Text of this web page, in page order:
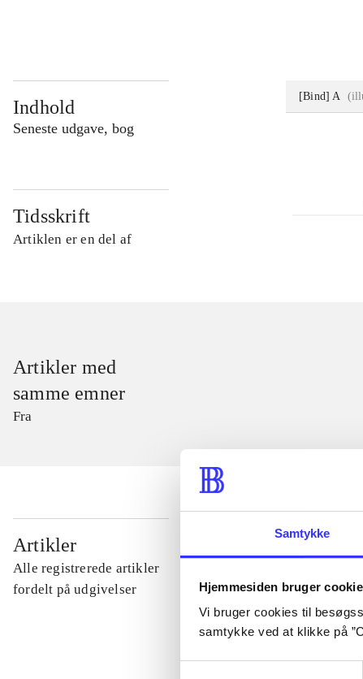
Samtykke
Hjemmesiden bruger
Vi bruger cookies til
samtykke ved at klikke på
Indhold
Seneste udgave, bog
[Bind] A (
Tidsskrift
Artiklen er en del af
Artikler med
samme emner
Fra
Artikler
Alle registrerede artikler
fordelt på udgivelser
...
...
...